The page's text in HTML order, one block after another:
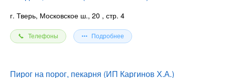
г. Тверь, Московское ш., 20 , стр. 4
Телефоны Подробнее
Пирог на порог, пекарня (ИП Каргинов Х.А.)